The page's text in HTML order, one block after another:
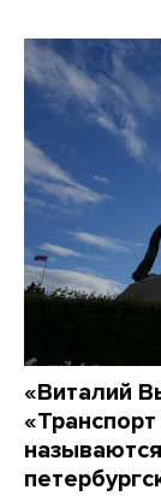
«Виталий